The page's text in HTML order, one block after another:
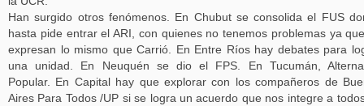
Han surgido otros fenómenos. En Chubut se consolida el FUS
hasta pide entrar el ARI, con quienes no tenemos problemas ya
expresan lo mismo que Carrió. En Entre Ríos hay debates para
una unidad. En Neuquén se dio el FPS. En Tucumán,
Popular. En Capital hay que explorar con los compañeros de
Aires Para Todos /UP si se logra un acuerdo que nos integre a